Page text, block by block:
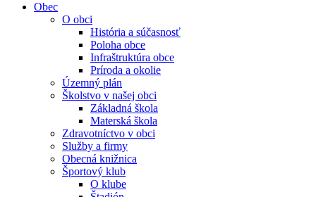
Obec
O obci
História a súčasnosť
Poloha obce
Infraštruktúra obce
Príroda a okolie
Územný plán
Školstvo v našej obci
Základná škola
Materská škola
Zdravotníctvo v obci
Služby a firmy
Obecná knižnica
Športový klub
O klube